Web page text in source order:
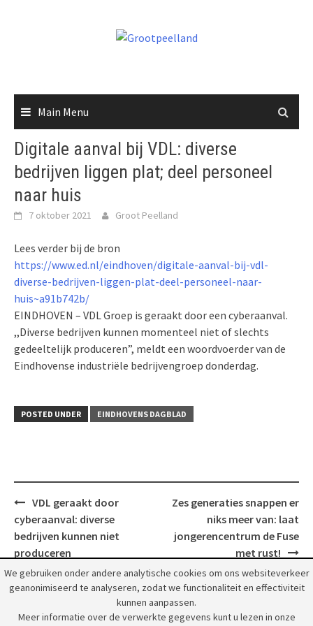
Main Menu
Digitale aanval bij VDL: diverse
bedrijven liggen plat; deel personeel
naar huis
7 oktober 2021 Groot Peelland
Lees verder bij de bron
https://www.ed.nl/eindhoven/digitale-aanval-bij-vdl-
diverse-bedrijven-liggen-plat-deel-personeel-naar-
huis~a91b742b/
EINDHOVEN – VDL Groep is geraakt door een cyberaanval.
,,Diverse bedrijven kunnen momenteel niet of slechts
gedeeltelijk produceren”, meldt een woordvoerder van de
Eindhovense industriële bedrijvengroep donderdag.
POSTED UNDER EINDHOVENS DAGBLAD
Post
navigation
VDL geraakt door
cyberaanval: diverse
bedrijven kunnen niet
produceren
Zes generaties snappen er
niks meer van: laat
jongerencentrum de Fuse
met rust!
We gebruiken onder andere analytische cookies om ons websiteverkeer
geanonimiseerd te analyseren, zodat we functionaliteit en effectiviteit
kunnen aanpassen.
Meer informatie over de verwerkte gegevens kunt u lezen in onze